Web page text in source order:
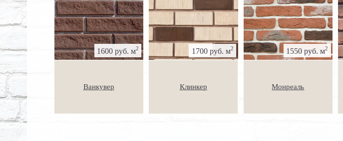
1600 руб. м2
Ванкувер
1700 руб. м2
Клинкер
1550 руб. м2
Монреаль